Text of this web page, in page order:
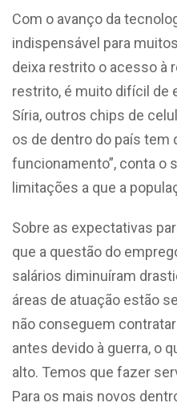
Com o avanço da
indispensável para
deixa restrito o acesso à
restrito, é muito difícil de
Síria, outros chips de
os de dentro do país tem
funcionamento”, conta o
limitações a que a
Sobre as expectativas
que a questão do
salários diminuíram
áreas de atuação estão
não conseguem
antes devido à guerra, o
alto. Temos que fazer
Para os mais novos